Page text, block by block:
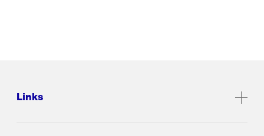
Links